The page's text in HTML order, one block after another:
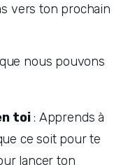
vers ton prochain
nous pouvons
toi : Apprends à
ce soit pour te
lancer ton